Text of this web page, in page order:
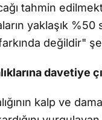
tahmin
yaklaşık %50
değildir"
davetiye
kalp ve